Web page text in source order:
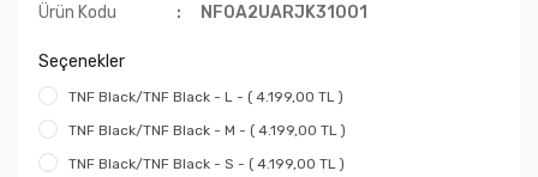
Ürün Kodu
NF0A2UARJK31001
Seçenekler
TNF Black/TNF Black - L - ( 4.199,00 TL )
TNF Black/TNF Black - M - ( 4.199,00 TL )
TNF Black/TNF Black - S - ( 4.199,00 TL )